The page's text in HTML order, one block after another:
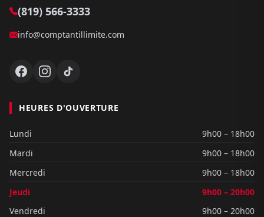
(819) 566-3333
info@comptantillimite.com
HEURES D'OUVERTURE
Lundi
9h00 – 18h00
Mardi
9h00 – 18h00
Mercredi
9h00 – 18h00
Jeudi
9h00 – 20h00
Vendredi
9h00 – 20h00